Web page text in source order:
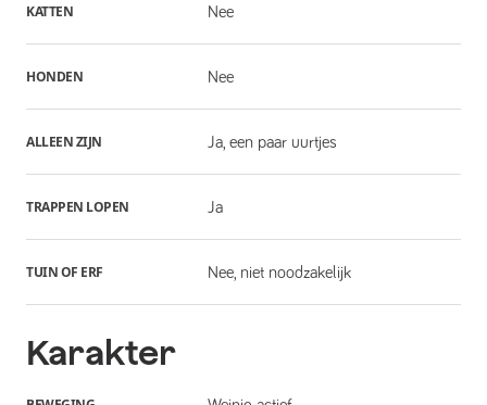
KATTEN Nee
HONDEN Nee
ALLEEN ZIJN Ja, een paar uurtjes
TRAPPEN LOPEN Ja
TUIN OF ERF Nee, niet noodzakelijk
Karakter